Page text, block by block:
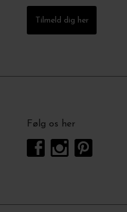
Tilmeld dig her
Følg os her